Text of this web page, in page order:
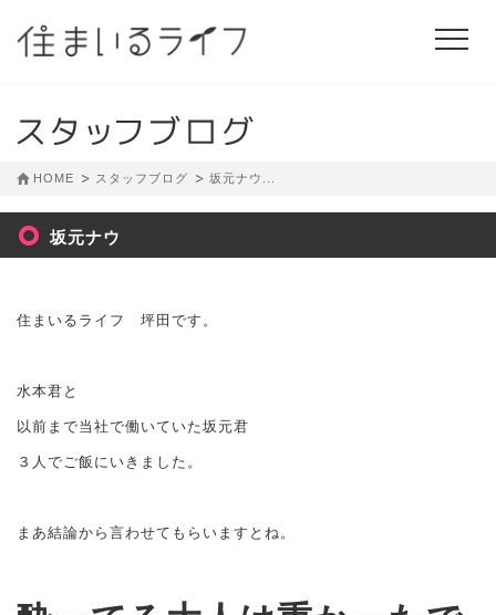
HOME スタッフブログ 坂元ナウ...
坂元ナウ
住まいるライフ 坪田です。
水本君と
以前まで当社で働いていた坂元君
３人でご飯にいきました。
まあ結論から言わせてもらいますとね。